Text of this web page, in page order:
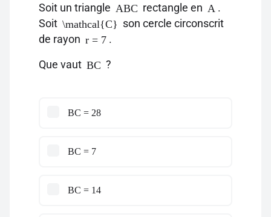
Soit un triangle ABC rectangle en A .
Soit \mathcal{C} son cercle circonscrit
de rayon r = 7 .
Que vaut BC ?
BC = 28
BC = 7
BC = 14